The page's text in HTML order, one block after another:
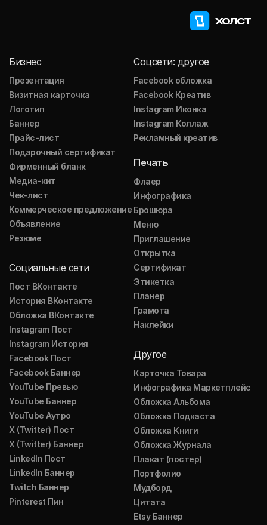
Бизнес
Презентация
Визитная карточка
Логотип
Баннер
Прайс-лист
Подарочный сертификат
Фирменный бланк
Медиа-кит
Чек-лист
Коммерческое предложение
Объявление
Резюме
Социальные сети
Пост ВКонтакте
История ВКонтакте
Обложка ВКонтакте
Instagram Пост
Instagram История
Facebook Пост
Facebook Баннер
YouTube Превью
YouTube Баннер
YouTube Аутро
X (Twitter) Пост
X (Twitter) Баннер
LinkedIn Пост
LinkedIn Баннер
Twitch Баннер
Pinterest Пин
Соцсети: другое
Facebook обложка
Facebook Креатив
Instagram Иконка
Instagram Коллаж
Рекламный креатив
Печать
Флаер
Инфографика
Брошюра
Меню
Приглашение
Открытка
Сертификат
Этикетка
Планер
Грамота
Наклейки
Другое
Карточка Товара
Инфографика Маркетплейс
Обложка Альбома
Обложка Подкаста
Обложка Книги
Обложка Журнала
Плакат (постер)
Портфолио
Мудборд
Цитата
Etsy Баннер